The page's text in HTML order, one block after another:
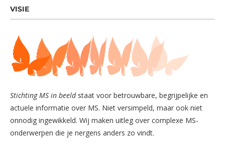
VISIE
Stichting MS in beeldstaat voor betrouwbare, begrijpelijke en
actuele informatie over MS. Niet versimpeld, maar ook niet
onnodig ingewikkeld. Wij maken uitleg over complexe MS-
onderwerpen die je nergens anders zo vindt.